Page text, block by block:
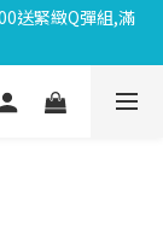
送緊緻Q彈組,滿
送緊緻Q彈組,滿
元獲得1點，1
送緊緻Q彈組,滿